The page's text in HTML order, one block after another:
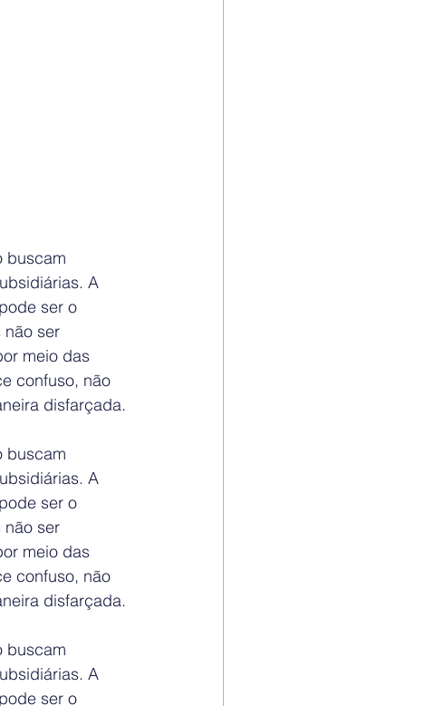
buscam
A
ser o
não ser
meio das
confuso, não
disfarçada.
buscam
A
ser o
não ser
meio das
confuso, não
disfarçada.
buscam
A
ser o